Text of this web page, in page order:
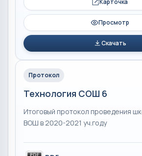
Карточка
Просмотр
Скачать
Протокол
Технология СОШ 6
Итоговый протокол проведения
ВОШ в 2020-2021 уч.году